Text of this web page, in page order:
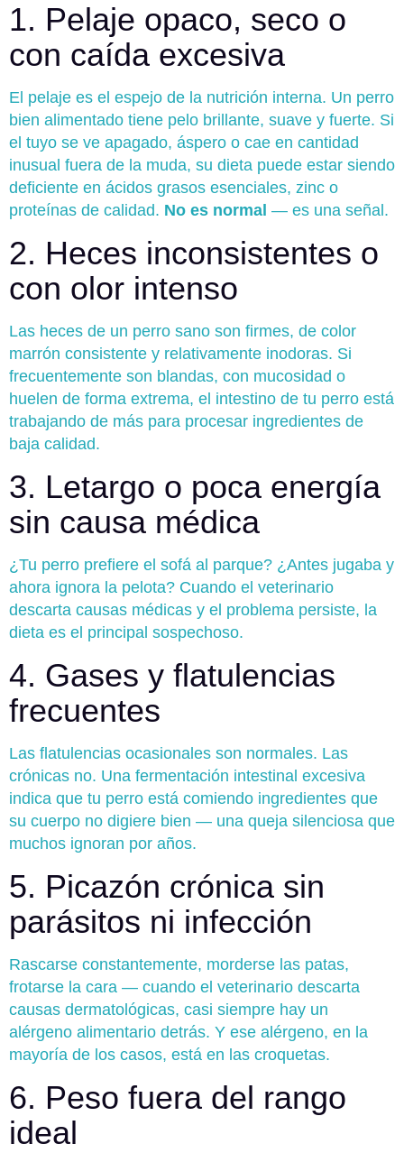
1. Pelaje opaco, seco o
con caída excesiva
El pelaje es el espejo de la nutrición interna. Un perro
bien alimentado tiene pelo brillante, suave y fuerte. Si
el tuyo se ve apagado, áspero o cae en cantidad
inusual fuera de la muda, su dieta puede estar siendo
deficiente en ácidos grasos esenciales, zinc o
proteínas de calidad. No es normal — es una señal.
2. Heces inconsistentes o
con olor intenso
Las heces de un perro sano son firmes, de color
marrón consistente y relativamente inodoras. Si
frecuentemente son blandas, con mucosidad o
huelen de forma extrema, el intestino de tu perro está
trabajando de más para procesar ingredientes de
baja calidad.
3. Letargo o poca energía
sin causa médica
¿Tu perro prefiere el sofá al parque? ¿Antes jugaba y
ahora ignora la pelota? Cuando el veterinario
descarta causas médicas y el problema persiste, la
dieta es el principal sospechoso.
4. Gases y flatulencias
frecuentes
Las flatulencias ocasionales son normales. Las
crónicas no. Una fermentación intestinal excesiva
indica que tu perro está comiendo ingredientes que
su cuerpo no digiere bien — una queja silenciosa que
muchos ignoran por años.
5. Picazón crónica sin
parásitos ni infección
Rascarse constantemente, morderse las patas,
frotarse la cara — cuando el veterinario descarta
causas dermatológicas, casi siempre hay un
alérgeno alimentario detrás. Y ese alérgeno, en la
mayoría de los casos, está en las croquetas.
6. Peso fuera del rango
ideal